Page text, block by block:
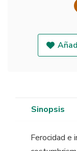
Sinopsis
Ferocidad e